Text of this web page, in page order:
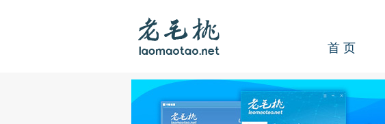
首 页